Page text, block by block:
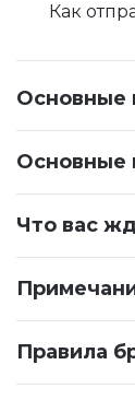
Как
Основные
Основные
Что вас
Правила